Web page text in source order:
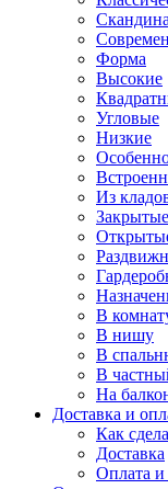
Форма
Высокие
Угловые
Низкие
Из
Закрытые
В
В нишу
В
В
На
Доставка и
Как
Доставка
Оплата и